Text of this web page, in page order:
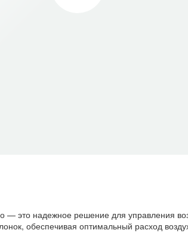
— это надежное решение для управления
обеспечивая оптимальный расход